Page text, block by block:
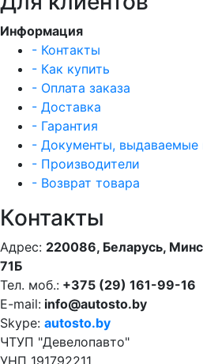
Информация
- Контакты
- Как купить
- Оплата заказа
- Доставка
- Гарантия
- Документы, выдаваемые
- Производители
- Возврат товара
Контакты
Адрес: 220086, Беларусь,
71Б
Тел. моб.: +375 (29) 161-99-16
E-mail: info@autosto.by
Skype: autosto.by
ЧТУП "Девелопавто"
УНП 191792211